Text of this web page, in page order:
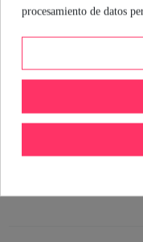
Detalles del
Referencia 8412345049682
Estado Nuevo
procesamiento de datos